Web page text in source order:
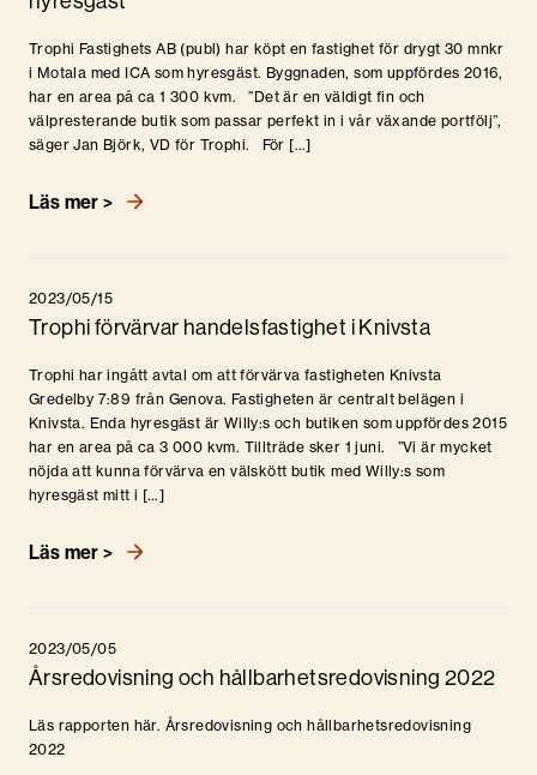
Trophi Fastighets AB (publ) har köpt en fastighet för drygt 30 mnkr
i Motala med ICA som hyresgäst. Byggnaden, som uppfördes 2016,
har en area på ca 1 300 kvm. ”Det är en väldigt fin och
välpresterande butik som passar perfekt in i vår växande portfölj”,
säger Jan Björk, VD för Trophi. För […]
Läs mer >
2023/05/15
Trophi förvärvar handelsfastighet i Knivsta
Trophi har ingått avtal om att förvärva fastigheten Knivsta
Gredelby 7:89 från Genova. Fastigheten är centralt belägen i
Knivsta. Enda hyresgäst är Willy:s och butiken som uppfördes 2015
har en area på ca 3 000 kvm. Tillträde sker 1 juni. ”Vi är mycket
nöjda att kunna förvärva en välskött butik med Willy:s som
hyresgäst mitt i […]
Läs mer >
2023/05/05
Årsredovisning och hållbarhetsredovisning 2022
Läs rapporten här. Årsredovisning och hållbarhetsredovisning
2022